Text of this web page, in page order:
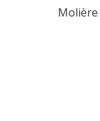
Molière